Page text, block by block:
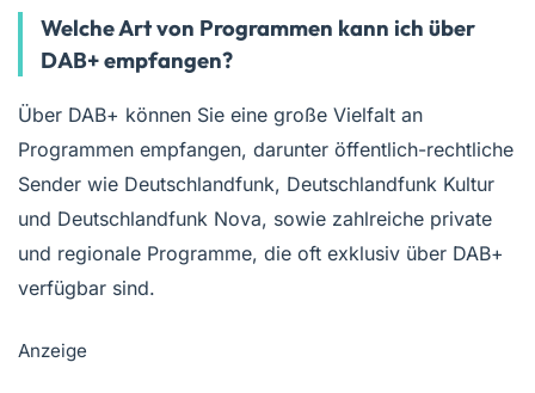
Welche Art von Programmen kann ich über
DAB+ empfangen?
Über DAB+ können Sie eine große Vielfalt an
Programmen empfangen, darunter öffentlich-rechtliche
Sender wie Deutschlandfunk, Deutschlandfunk Kultur
und Deutschlandfunk Nova, sowie zahlreiche private
und regionale Programme, die oft exklusiv über DAB+
verfügbar sind.
Anzeige